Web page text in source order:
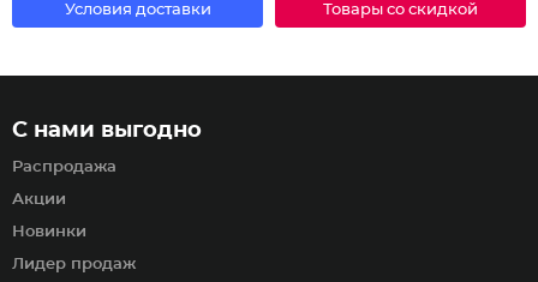
Условия доставки Товары со скидкой
С нами выгодно
Распродажа
Акции
Новинки
Лидер продаж